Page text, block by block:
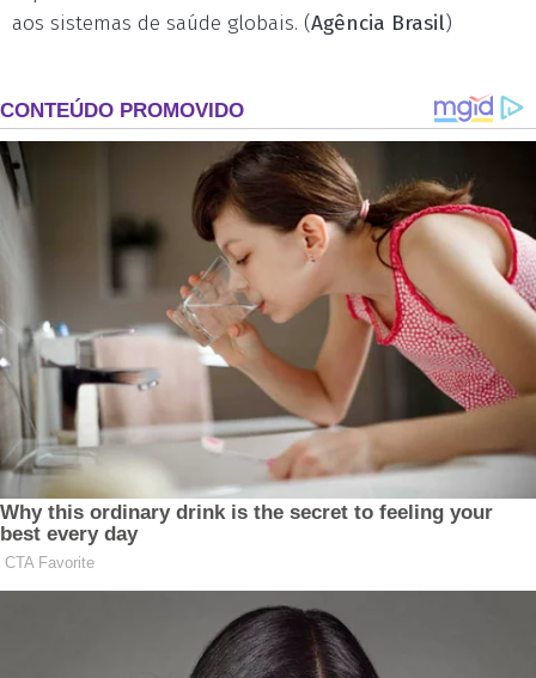
aos sistemas de saúde globais. (Agência Brasil)